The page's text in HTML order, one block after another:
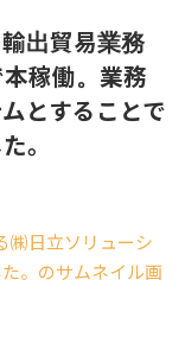
出貿易業務
稼働。業務
とすることで
。